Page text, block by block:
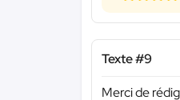
Texte #9
Merci de